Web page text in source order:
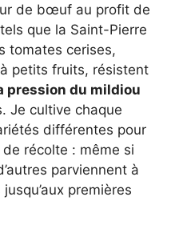
de bœuf au profit de
que la Saint-Pierre
tomates cerises,
petits fruits, résistent
pression du mildiou
Je cultive chaque
différentes pour
récolte : même si
parviennent à
premières